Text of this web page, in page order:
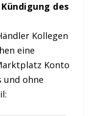
des
Kollegen
eine
Konto
und ohne